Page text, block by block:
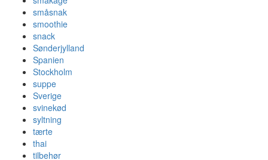
småsnak
smoothie
snack
Sønderjylland
Spanien
Stockholm
suppe
Sverige
svinekød
syltning
tærte
thai
tilbehør